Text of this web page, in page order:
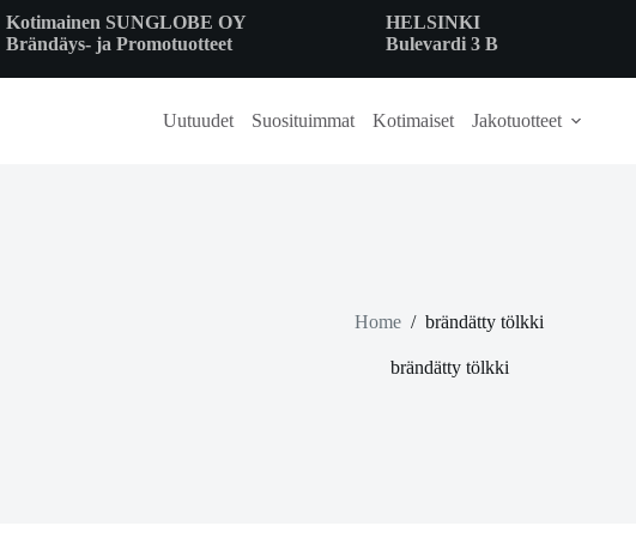
to
content
Kotimainen SUNGLOBE OY
Brändäys- ja Promotuotteet
HELSINKI
Bulevardi 3 B
Uutuudet Suosituimmat Kotimaiset Jakotuotteet
Home / brändätty tölkki
brändätty tölkki